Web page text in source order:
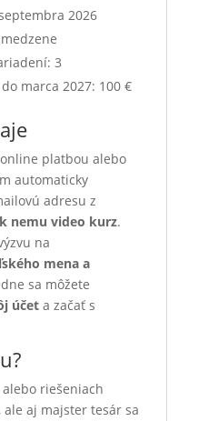
2026
3
marca 2027: 100 €
platbou alebo
automaticky
adresu z
nemu video kurz.
na
mena a
sa môžete
účeta začať s
riešeniach
ale aj majster tesár sa